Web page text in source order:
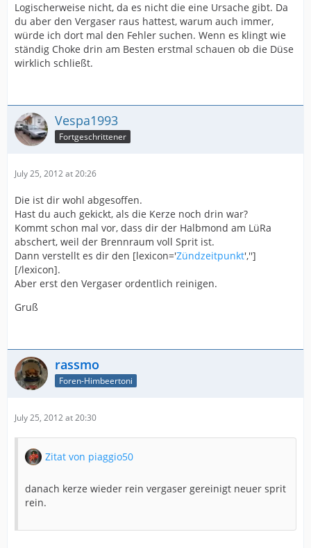
Logischerweise nicht, da es nicht die eine Ursache gibt. Da
du aber den Vergaser raus hattest, warum auch immer,
würde ich dort mal den Fehler suchen. Wenn es klingt wie
ständig Choke drin am Besten erstmal schauen ob die Düse
wirklich schließt.
Vespa1993
Fortgeschrittener
July 25, 2012 at 20:26
Die ist dir wohl abgesoffen.
Hast du auch gekickt, als die Kerze noch drin war?
Kommt schon mal vor, dass dir der Halbmond am LüRa
abschert, weil der Brennraum voll Sprit ist.
Dann verstellt es dir den [lexicon='Zündzeitpunkt','']
[/lexicon].
Aber erst den Vergaser ordentlich reinigen.
Gruß
rassmo
Foren-Himbeertoni
July 25, 2012 at 20:30
Zitat von piaggio50
danach kerze wieder rein vergaser gereinigt neuer sprit
rein.